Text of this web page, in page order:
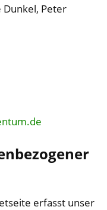
Dunkel, Peter
erfasst unser